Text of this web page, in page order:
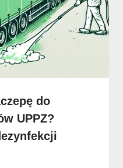
do
UPPZ?